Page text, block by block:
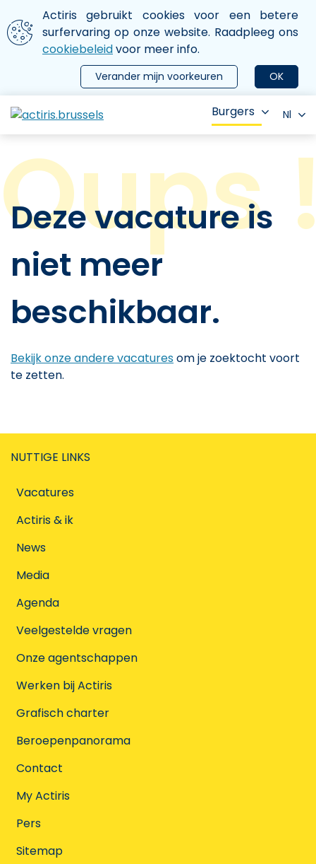
Aller au contenu principal
We gebruiken cookies
Actiris gebruikt cookies voor een betere
surfervaring op onze website. Raadpleeg ons
cookiebeleidvoor meer info.
OK
Verander mijn voorkeuren
le menu
Burgers Nl
Deze vacature is
niet meer
beschikbaar.
Bekijk onze andere vacaturesom je zoektocht voort
te zetten.
NUTTIGE LINKS
Vacatures
Actiris & ik
News
Media
Agenda
Veelgestelde vragen
Onze agentschappen
Werken bij Actiris
Grafisch charter
Beroepenpanorama
Contact
My Actiris
Pers
Sitemap